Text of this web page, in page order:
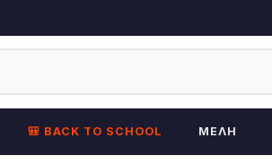
🎒 BACK TO SCHOOL ΜΈΛΗ